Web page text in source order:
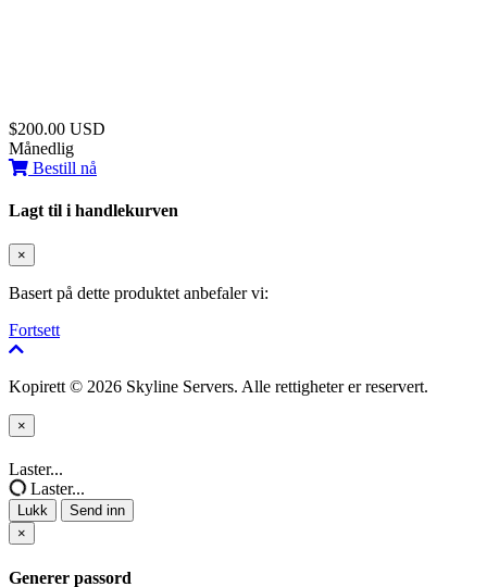
$200.00 USD
Månedlig
Bestill nå
Lagt til i handlekurven
×
Basert på dette produktet anbefaler vi:
Fortsett
Kopirett © 2026 Skyline Servers. Alle rettigheter er reservert.
×
Lukk
Laster...
Laster...
Lukk
Send inn
×
Generer passord